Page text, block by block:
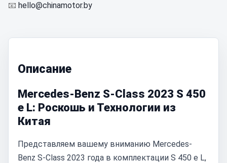
📧 hello@chinamotor.by
Описание
Mercedes-Benz S-Class 2023 S 450
e L: Роскошь и Технологии из
Китая
Представляем вашему вниманию Mercedes-
Benz S-Class 2023 года в комплектации S 450 e L,